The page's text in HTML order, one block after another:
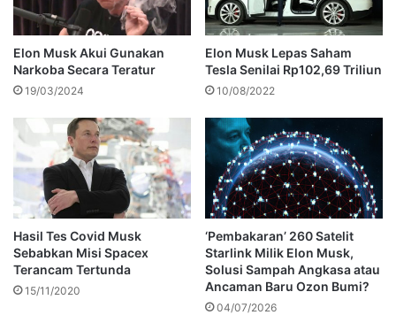
Elon Musk Akui Gunakan
Narkoba Secara Teratur
19/03/2024
Elon Musk Lepas Saham
Tesla Senilai Rp102,69 Triliun
10/08/2022
Hasil Tes Covid Musk
Sebabkan Misi Spacex
Terancam Tertunda
15/11/2020
‘Pembakaran’ 260 Satelit
Starlink Milik Elon Musk,
Solusi Sampah Angkasa atau
Ancaman Baru Ozon Bumi?
04/07/2026